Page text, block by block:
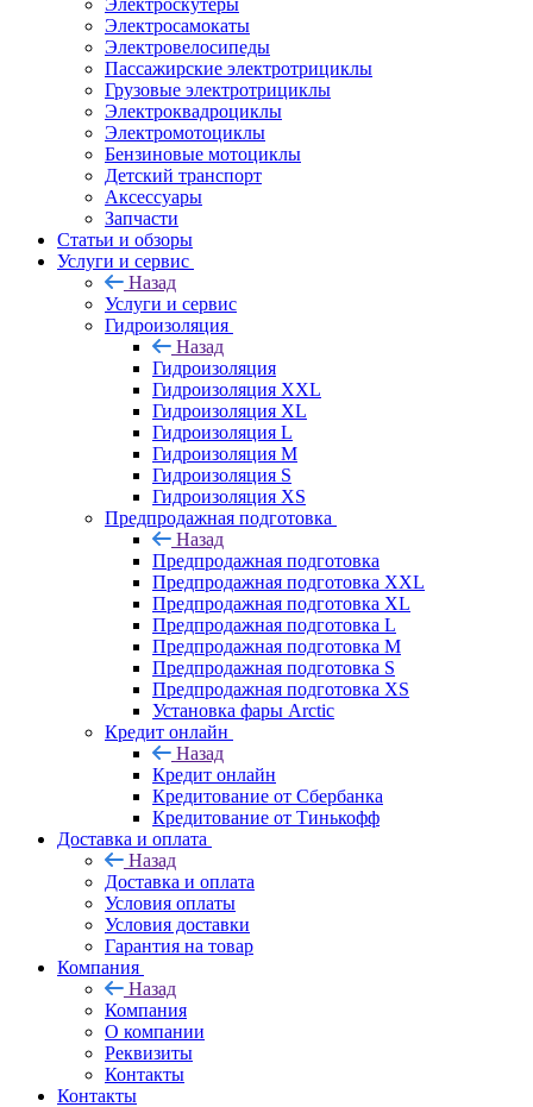
Электроскутеры
Электросамокаты
Электровелосипеды
Пассажирские электротрициклы
Грузовые электротрициклы
Электроквадроциклы
Электромотоциклы
Бензиновые мотоциклы
Детский транспорт
Аксессуары
Запчасти
Статьи и обзоры
Услуги и сервис
Назад
Услуги и сервис
Гидроизоляция
Назад
Гидроизоляция
Гидроизоляция XXL
Гидроизоляция XL
Гидроизоляция L
Гидроизоляция M
Гидроизоляция S
Гидроизоляция XS
Предпродажная подготовка
Назад
Предпродажная подготовка
Предпродажная подготовка XXL
Предпродажная подготовка XL
Предпродажная подготовка L
Предпродажная подготовка M
Предпродажная подготовка S
Предпродажная подготовка XS
Установка фары Arctic
Кредит онлайн
Назад
Кредит онлайн
Кредитование от Сбербанка
Кредитование от Тинькофф
Доставка и оплата
Назад
Доставка и оплата
Условия оплаты
Условия доставки
Гарантия на товар
Компания
Назад
Компания
О компании
Реквизиты
Контакты
Контакты